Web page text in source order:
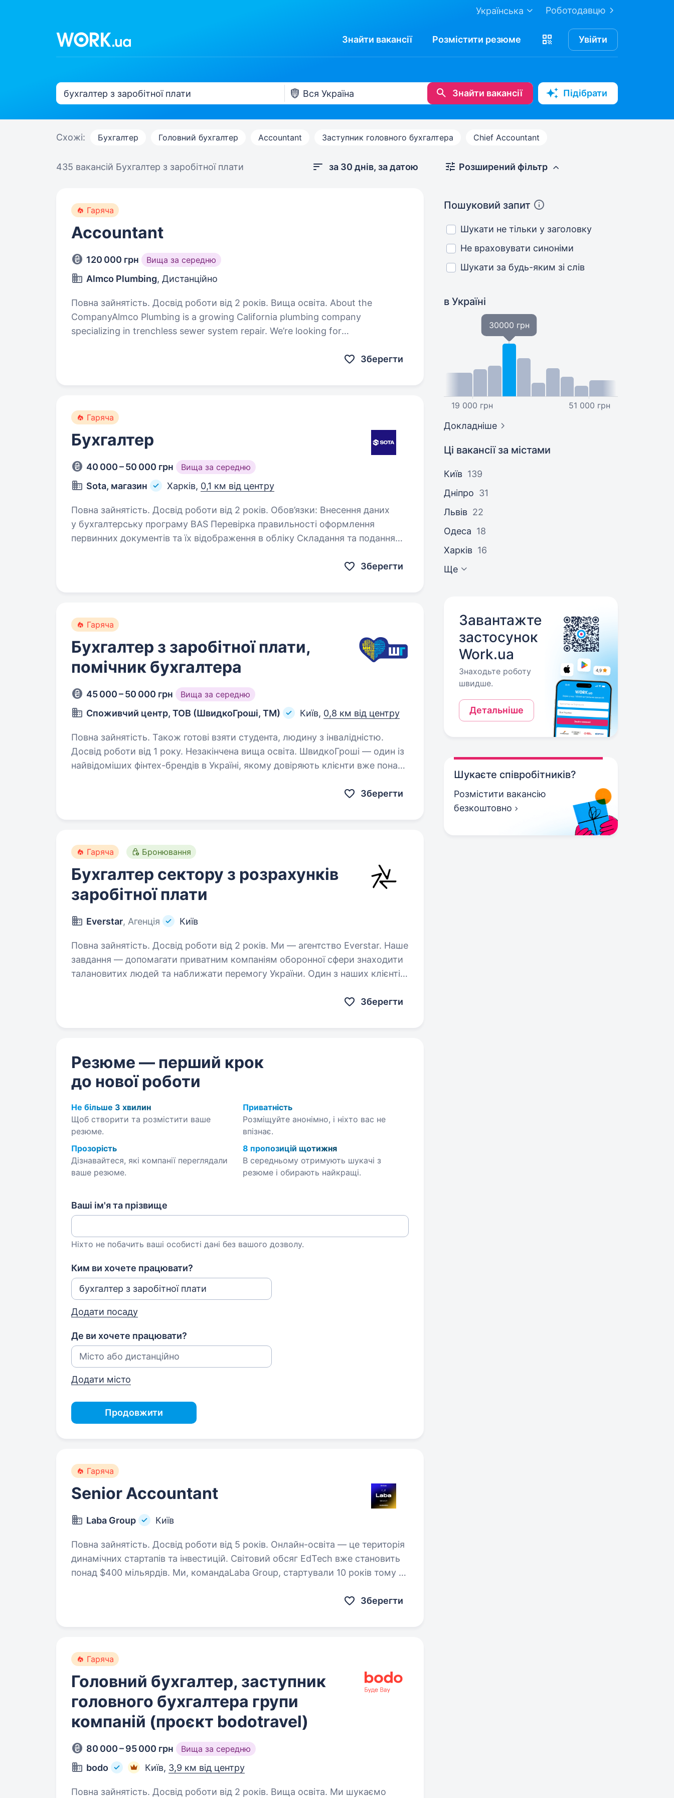
Роботодавцю
Українська
Знайти вакансії Розмістити резюме Увійти
Знайти вакансії Підібрати
Схожі: Бухгалтер Головний бухгалтер Accountant Заступник головного бухгалтера Chief Accountant
435 вакансій Бухгалтер з заробітної плати за 30 днів, за датою
Гаряча
Accountant
120 000 грн Вища за середню
Almco Plumbing, Дистанційно
Повна зайнятість. Досвід роботи від 2 років. Вища освіта. About the
CompanyAlmco Plumbing is a growing California plumbing company
specializing in trenchless sewer system repair. We’re looking for
Зберегти
Гаряча
Бухгалтер
40 000 – 50 000 грн Вища за середню
Sota, магазин Харків, 0,1 км від центру
Повна зайнятість. Досвід роботи від 2 років. Обов’язки: Внесення даних
у бухгалтерську програму BAS Перевірка правильності оформлення
первинних документів та їх відображення в обліку Складання та подання
Зберегти
Гаряча
Бухгалтер з заробітної плати,
помічник бухгалтера
45 000 – 50 000 грн Вища за середню
Споживчий центр, ТОВ (ШвидкоГроші, ТМ) Київ, 0,8 км від центру
Повна зайнятість. Також готові взяти студента, людину з інвалідністю.
Досвід роботи від 1 року. Незакінчена вища освіта. ШвидкоГроші — один із
найвідоміших фінтех-брендів в Україні, якому довіряють клієнти вже понад
Зберегти
Гаряча Бронювання
Бухгалтер сектору з розрахунків
заробітної плати
Everstar, Агенція Київ
Повна зайнятість. Досвід роботи від 2 років. Ми — агентство Everstar. Наше
завдання — допомагати приватним компаніям оборонної сфери знаходити
талановитих людей та наближати перемогу України. Один з наших клієнтів
Зберегти
Резюме — перший крок
до нової роботи
Не більше 3 хвилин
Щоб створити та розмістити ваше
резюме.
Приватність
Розміщуйте анонімно, і ніхто вас не
впізнає.
Прозорість
Дізнавайтеся, які компанії переглядали
ваше резюме.
8 пропозицій щотижня
В середньому отримують шукачі з
резюме і обирають найкращі.
Ваші ім'я та прізвище
Ніхто не побачить ваші особисті дані без вашого дозволу.
Ким ви хочете працювати?
Додати посаду
Де ви хочете працювати?
Додати місто
Продовжити
Гаряча
Senior Accountant
Laba Group Київ
Повна зайнятість. Досвід роботи від 5 років. Онлайн-освіта — це територія
динамічних стартапів та інвестицій. Cвітовий обсяг EdTech вже становить
понад $400 мільярдів. Ми, командаLaba Group, стартували 10 років тому —
Зберегти
Гаряча
Головний бухгалтер, заступник
головного бухгалтера групи
компаній (проєкт bodotravel)
80 000 – 95 000 грн Вища за середню
bodo Київ, 3,9 км від центру
Повна зайнятість. Досвід роботи від 2 років. Вища освіта. Ми шукаємо
Розширений фільтр
Пошуковий запит
Шукати не тільки у заголовку
Не враховувати синоніми
Шукати за будь-яким зі слів
в Україні
19 000 грн
30000 грн
51 000 грн
Докладніше
Ці вакансії за містами
Київ 139
Дніпро 31
Львів 22
Одеса 18
Харків 16
Ще
Завантажте
застосунок
Work.ua
Знаходьте роботу
швидше.
Детальніше
Шукаєте співробітників?
Розмістити вакансію
безкоштовно